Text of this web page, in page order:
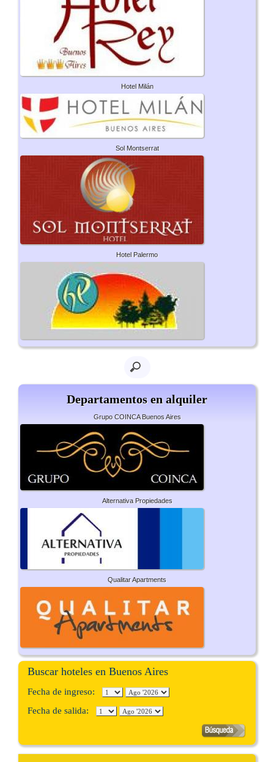
Hotel Milán
Sol Montserrat
Hotel Palermo
Departamentos en alquiler
Grupo COINCA Buenos Aires
Alternativa Propiedades
Qualitar Apartments
Buscar hoteles en Buenos Aires
Fecha de ingreso:
Fecha de salida: